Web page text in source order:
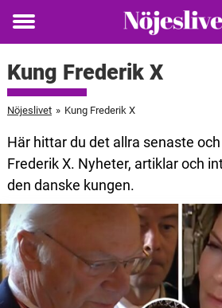
Toggle
Kung Frederik X
Nöjeslivet » Kung Frederik X
Här hittar du det allra senaste
Frederik X. Nyheter, artiklar och
den danske kungen.